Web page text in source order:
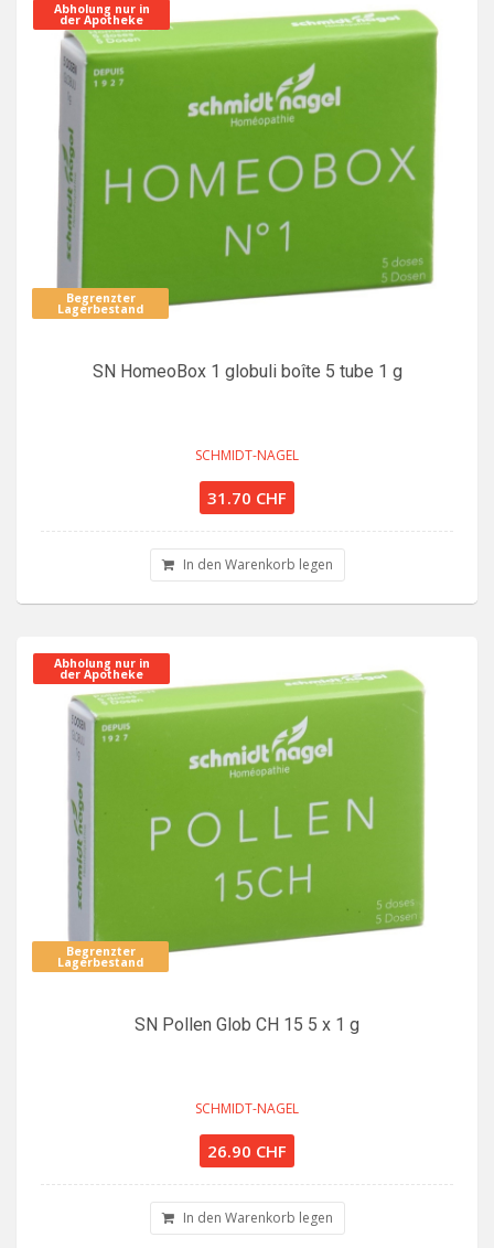
Abholung nur in
der Apotheke
Begrenzter
Lagerbestand
SN HomeoBox 1 globuli boîte 5 tube 1 g
SCHMIDT-NAGEL
31.70 CHF
In den Warenkorb legen
Abholung nur in
der Apotheke
Begrenzter
Lagerbestand
SN Pollen Glob CH 15 5 x 1 g
SCHMIDT-NAGEL
26.90 CHF
In den Warenkorb legen